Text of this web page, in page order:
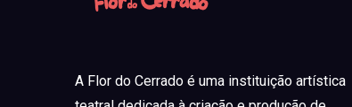
A Flor do Cerrado é uma instituição artística